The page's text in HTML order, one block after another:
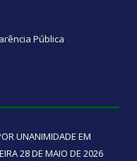
Pública
UNANIMIDADE EM
28 DE MAIO DE 2026